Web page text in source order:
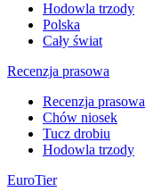
Hodowla trzody
Polska
Cały świat
Recenzja prasowa
Recenzja prasowa
Chów niosek
Tucz drobiu
Hodowla trzody
EuroTier